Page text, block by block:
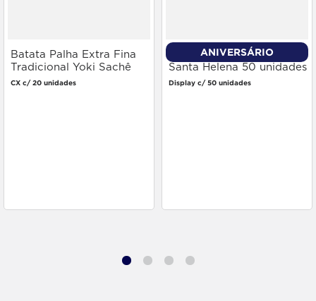
Batata Palha Extra Fina
Tradicional Yoki Sachê
100g
CX c/ 20 unidades
ANIVERSÁRIO
Paçoquita Quadrada
Santa Helena 50 unidades
Display c/ 50 unidades